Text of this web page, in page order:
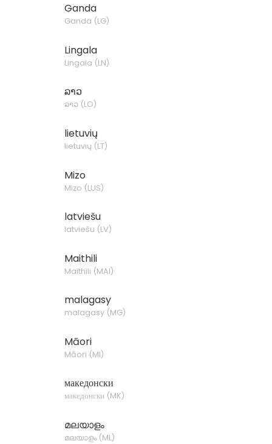
Ganda
Ganda (LG)
Lingala
Lingala (LN)
ລາວ
ລາວ (LO)
lietuvių
lietuvių (LT)
Mizo
Mizo (LUS)
latviešu
latviešu (LV)
Maithili
Maithili (MAI)
malagasy
malagasy(MG)
Māori
Māori (MI)
македонски
македонски (MK)
മലയാളം
മലയാളം(ML)